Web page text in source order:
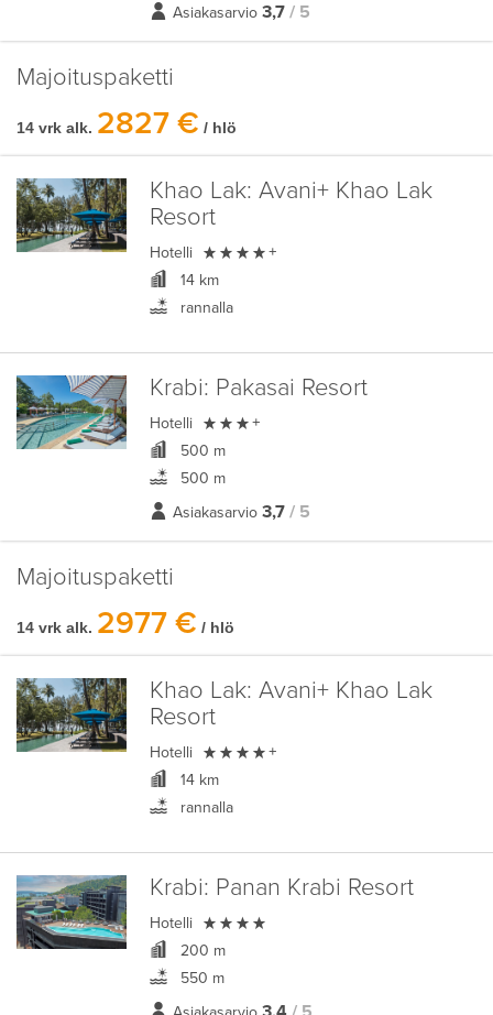
Asiakasarvio 3,7 / 5
Majoituspaketti
14 vrk alk. 2827 € / hlö
Khao Lak: Avani+ Khao Lak
Resort
Hotelli  +
14 km
rannalla
Krabi: Pakasai Resort
Hotelli  +
500 m
500 m
Asiakasarvio 3,7 / 5
Majoituspaketti
14 vrk alk. 2977 € / hlö
Khao Lak: Avani+ Khao Lak
Resort
Hotelli  +
14 km
rannalla
Krabi: Panan Krabi Resort
Hotelli 
200 m
550 m